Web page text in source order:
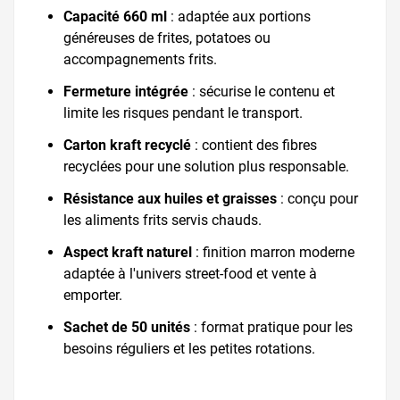
Capacité 660 ml : adaptée aux portions
généreuses de frites, potatoes ou
accompagnements frits.
Fermeture intégrée : sécurise le contenu et
limite les risques pendant le transport.
Carton kraft recyclé : contient des fibres
recyclées pour une solution plus responsable.
Résistance aux huiles et graisses : conçu pour
les aliments frits servis chauds.
Aspect kraft naturel : finition marron moderne
adaptée à l'univers street-food et vente à
emporter.
Sachet de 50 unités : format pratique pour les
besoins réguliers et les petites rotations.